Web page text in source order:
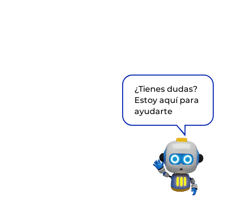
¿Tienes dudas?
Estoy aquí para
ayudarte